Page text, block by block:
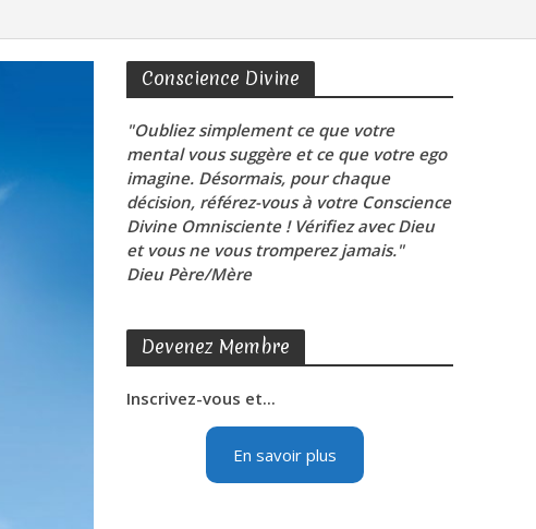
Conscience Divine
"Oubliez simplement ce que votre
mental vous suggère et ce que votre ego
imagine. Désormais, pour chaque
décision, référez-vous à votre Conscience
Divine Omnisciente ! Vérifiez avec Dieu
et vous ne vous tromperez jamais."
Dieu Père/Mère
Devenez Membre
Inscrivez-vous et...
En savoir plus